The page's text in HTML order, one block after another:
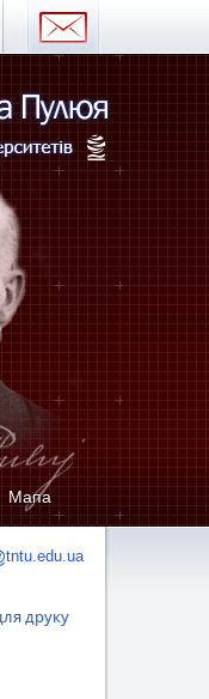
Мапа
tntu.edu.ua
друку